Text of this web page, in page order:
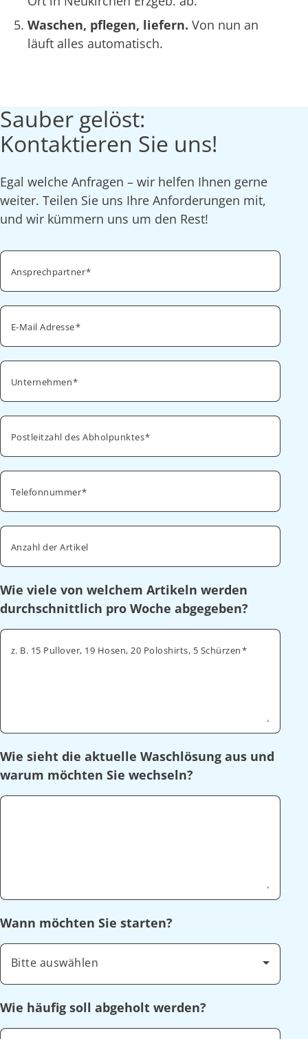
Waschen, pflegen, liefern. Von nun an
läuft alles automatisch.
Sauber gelöst:
Kontaktieren Sie uns!
Egal welche Anfragen – wir helfen Ihnen gerne
weiter. Teilen Sie uns Ihre Anforderungen mit,
und wir kümmern uns um den Rest!
Ansprechpartner
E-Mail Adresse
Unternehmen
Postleitzahl des Abholpunktes
Telefonnummer
Anzahl der Artikel
Wie viele von welchem Artikeln werden
durchschnittlich pro Woche abgegeben?
z. B. 15 Pullover, 19 Hosen, 20 Poloshirts, 5 Schürzen
Wie sieht die aktuelle Waschlösung aus und
warum möchten Sie wechseln?
Wann möchten Sie starten?
Bitte auswählen
Wie häufig soll abgeholt werden?